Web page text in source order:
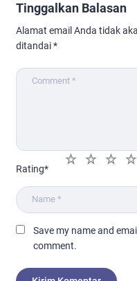
Tinggalkan Balasan
Alamat email Anda tidak
ditandai*
Rating*
Save my name and
comment.